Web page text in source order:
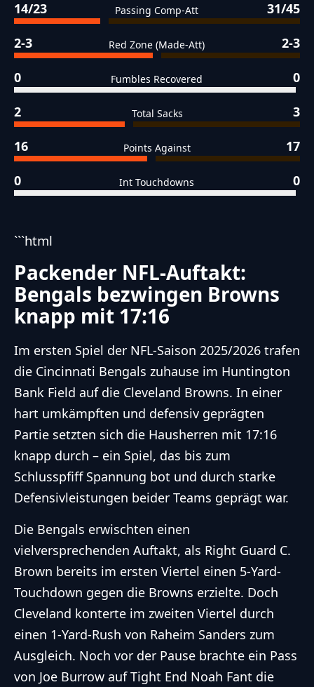
14/23 Passing Comp-Att 31/45
2-3 Red Zone (Made-Att) 2-3
0 Fumbles Recovered 0
2 Total Sacks 3
16 Points Against 17
0 Int Touchdowns 0
```html
Packender NFL-Auftakt:
Bengals bezwingen Browns
knapp mit 17:16
Im ersten Spiel der NFL-Saison 2025/2026 trafen
die Cincinnati Bengals zuhause im Huntington
Bank Field auf die Cleveland Browns. In einer
hart umkämpften und defensiv geprägten
Partie setzten sich die Hausherren mit 17:16
knapp durch – ein Spiel, das bis zum
Schlusspfiff Spannung bot und durch starke
Defensivleistungen beider Teams geprägt war.
Die Bengals erwischten einen
vielversprechenden Auftakt, als Right Guard C.
Brown bereits im ersten Viertel einen 5-Yard-
Touchdown gegen die Browns erzielte. Doch
Cleveland konterte im zweiten Viertel durch
einen 1-Yard-Rush von Raheim Sanders zum
Ausgleich. Noch vor der Pause brachte ein Pass
von Joe Burrow auf Tight End Noah Fant die